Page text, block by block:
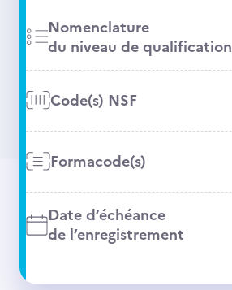
Nomenclature
du niveau de qualification
Code(s) NSF
Formacode(s)
Date d’échéance
de l’enregistrement